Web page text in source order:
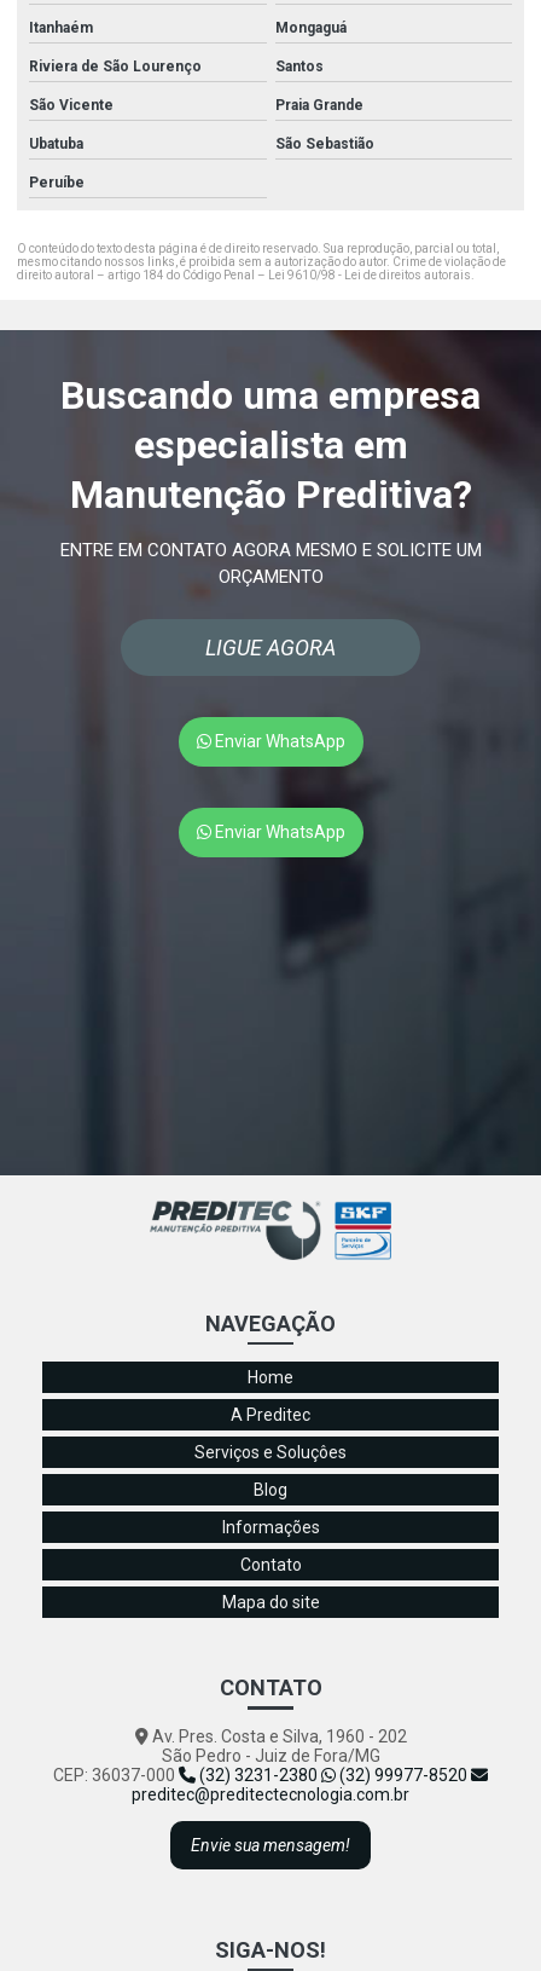
Itanhaém Mongaguá
Riviera de São Lourenço Santos
São Vicente Praia Grande
Ubatuba São Sebastião
Peruíbe
O conteúdo do texto desta página é de direito reservado. Sua reprodução, parcial ou total,
mesmo citando nossos links, é proibida sem a autorização do autor. Crime de violação de
direito autoral – artigo 184 do Código Penal – Lei 9610/98 - Lei de direitos autorais.
Buscando uma empresa
especialista em
Manutenção Preditiva?
ENTRE EM CONTATO AGORA MESMO E SOLICITE UM
ORÇAMENTO
LIGUE AGORA
Enviar WhatsApp
Enviar WhatsApp
NAVEGAÇÃO
Home
A Preditec
Serviços e Soluçôes
Blog
Informações
Contato
Mapa do site
CONTATO
Av. Pres. Costa e Silva, 1960 - 202
São Pedro - Juiz de Fora/MG
CEP: 36037-000
(32) 3231-2380
(32) 99977-8520
preditec@preditectecnologia.com.br
Envie sua mensagem!
SIGA-NOS!